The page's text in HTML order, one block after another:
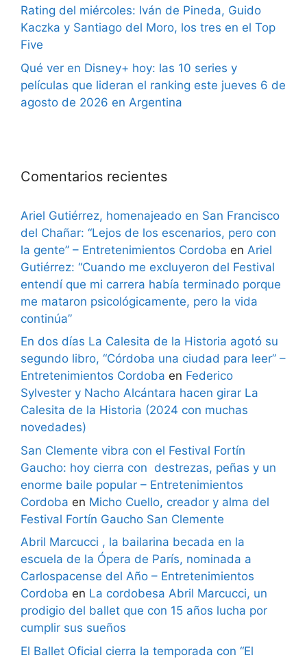
Rating del miércoles: Iván de Pineda, Guido
Kaczka y Santiago del Moro, los tres en el Top
Five
Qué ver en Disney+ hoy: las 10 series y
películas que lideran el ranking este jueves 6 de
agosto de 2026 en Argentina
Comentarios recientes
Ariel Gutiérrez, homenajeado en San Francisco
del Chañar: “Lejos de los escenarios, pero con
la gente” – Entretenimientos Cordoba en Ariel
Gutiérrez: “Cuando me excluyeron del Festival
entendí que mi carrera había terminado porque
me mataron psicológicamente, pero la vida
continúa”
En dos días La Calesita de la Historia agotó su
segundo libro, “Córdoba una ciudad para leer” –
Entretenimientos Cordoba en Federico
Sylvester y Nacho Alcántara hacen girar La
Calesita de la Historia (2024 con muchas
novedades)
San Clemente vibra con el Festival Fortín
Gaucho: hoy cierra con destrezas, peñas y un
enorme baile popular – Entretenimientos
Cordoba en Micho Cuello, creador y alma del
Festival Fortín Gaucho San Clemente
Abril Marcucci , la bailarina becada en la
escuela de la Ópera de París, nominada a
Carlospacense del Año – Entretenimientos
Cordoba en La cordobesa Abril Marcucci, un
prodigio del ballet que con 15 años lucha por
cumplir sus sueños
El Ballet Oficial cierra la temporada con “El